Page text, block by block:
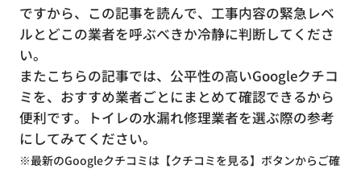
ですから、この記事を読んで、工事内容の緊急レベ
ルとどこの業者を呼ぶべきか冷静に判断してくださ
い。
またこちらの記事では、公平性の高いGoogleクチコ
ミを、おすすめ業者ごとにまとめて確認できるから
便利です。トイレの水漏れ修理業者を選ぶ際の参考
にしてみてください。
※最新のGoogleクチコミは【クチコミを見る】ボタンからご確